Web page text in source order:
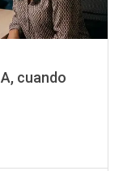
cuando